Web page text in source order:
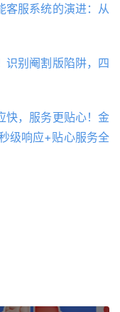
客服系统的演进：从
识别阉割版陷阱，四
快，服务更贴心！金
级响应+贴心服务全